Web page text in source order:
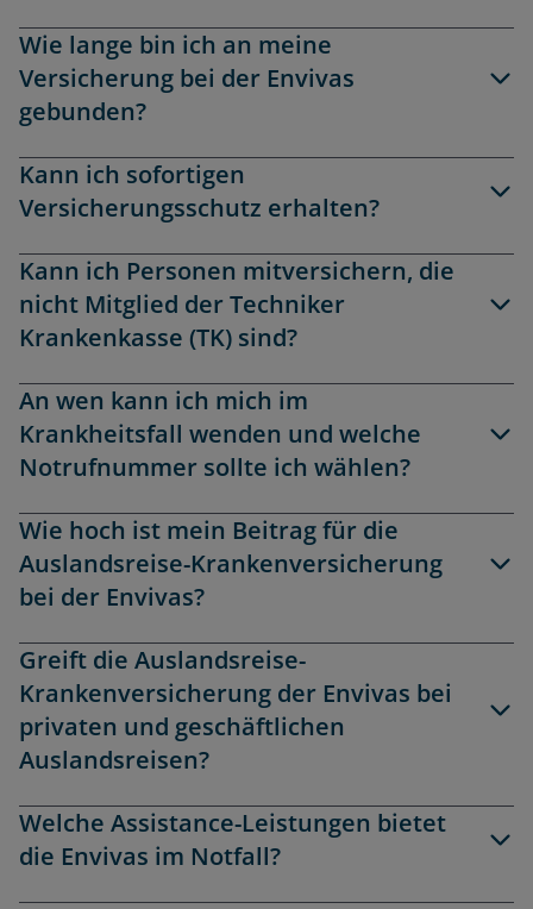
Wie lange bin ich an meine
Versicherung bei der Envivas
gebunden?
Kann ich sofortigen
Versicherungsschutz erhalten?
Kann ich Personen mitversichern, die
nicht Mitglied der Techniker
Krankenkasse (TK) sind?
An wen kann ich mich im
Krankheitsfall wenden und welche
Notrufnummer sollte ich wählen?
Wie hoch ist mein Beitrag für die
Auslandsreise-Krankenversicherung
bei der Envivas?
Greift die Auslandsreise-
Krankenversicherung der Envivas bei
privaten und geschäftlichen
Auslandsreisen?
Welche Assistance-Leistungen bietet
die Envivas im Notfall?